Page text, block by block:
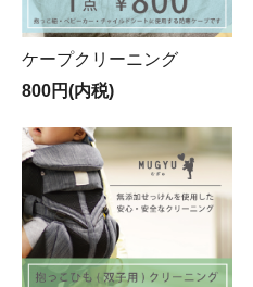
ケープクリーニング
800円(内税)